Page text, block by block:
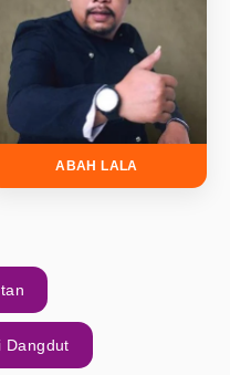
ABAH LALA
Dangdut